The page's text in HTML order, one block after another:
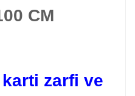
CM
zarfi ve